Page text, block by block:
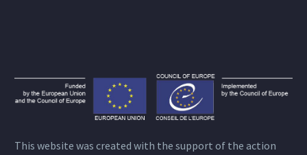
This website was created with the support of the action